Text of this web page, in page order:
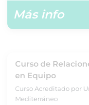
Más info
Curso de
en Equipo
Curso Acreditado por
Mediterráneo